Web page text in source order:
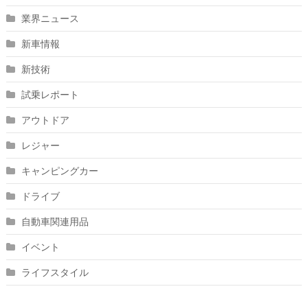
業界ニュース
新車情報
新技術
試乗レポート
アウトドア
レジャー
キャンピングカー
ドライブ
自動車関連用品
イベント
ライフスタイル